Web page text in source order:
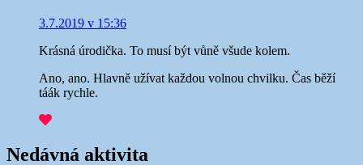
3.7.2019 v 15:36
Krásná úrodička. To musí být vůně všude kolem.
Ano, ano. Hlavně užívat každou volnou chvilku. Čas běží
táák rychle.
Nedávná aktivita